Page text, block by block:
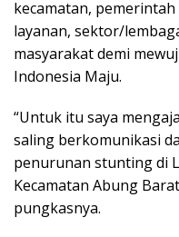
kecamatan,
layanan, sektor/
masyarakat demi
Indonesia Maju.
“Untuk itu saya
saling berkomunikasi
penurunan stunting di
Kecamatan Abung
pungkasnya.